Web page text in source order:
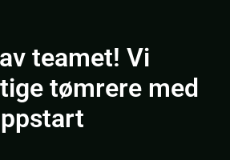
teamet! Vi
tømrere med